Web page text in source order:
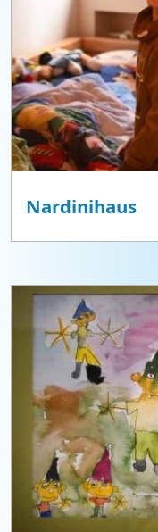
Nardinihaus